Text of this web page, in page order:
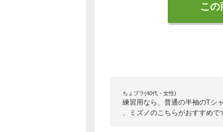
こ
ちょプラ(40代・女性)
練習用なら、普通の半袖のTシ
、ミズノのこちらがおすすめ